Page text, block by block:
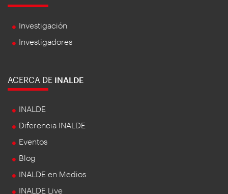
Investigación
Investigadores
ACERCA DE INALDE
INALDE
Diferencia INALDE
Eventos
Blog
INALDE en Medios
INALDE Live